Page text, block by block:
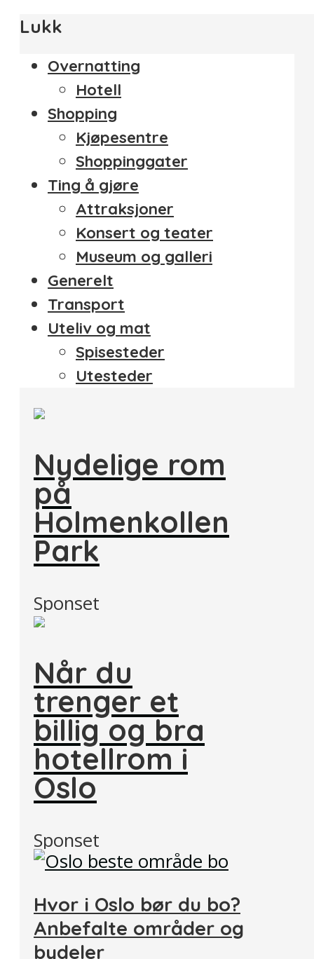
Lukk
Overnatting
Hotell
Shopping
Kjøpesentre
Shoppinggater
Ting å gjøre
Attraksjoner
Konsert og teater
Museum og galleri
Generelt
Transport
Uteliv og mat
Spisesteder
Utesteder
Nydelige rom
på
Holmenkollen
Park
Sponset
Når du
trenger et
billig og bra
hotellrom i
Oslo
Sponset
Hvor i Oslo bør du bo?
Anbefalte områder og
bydeler